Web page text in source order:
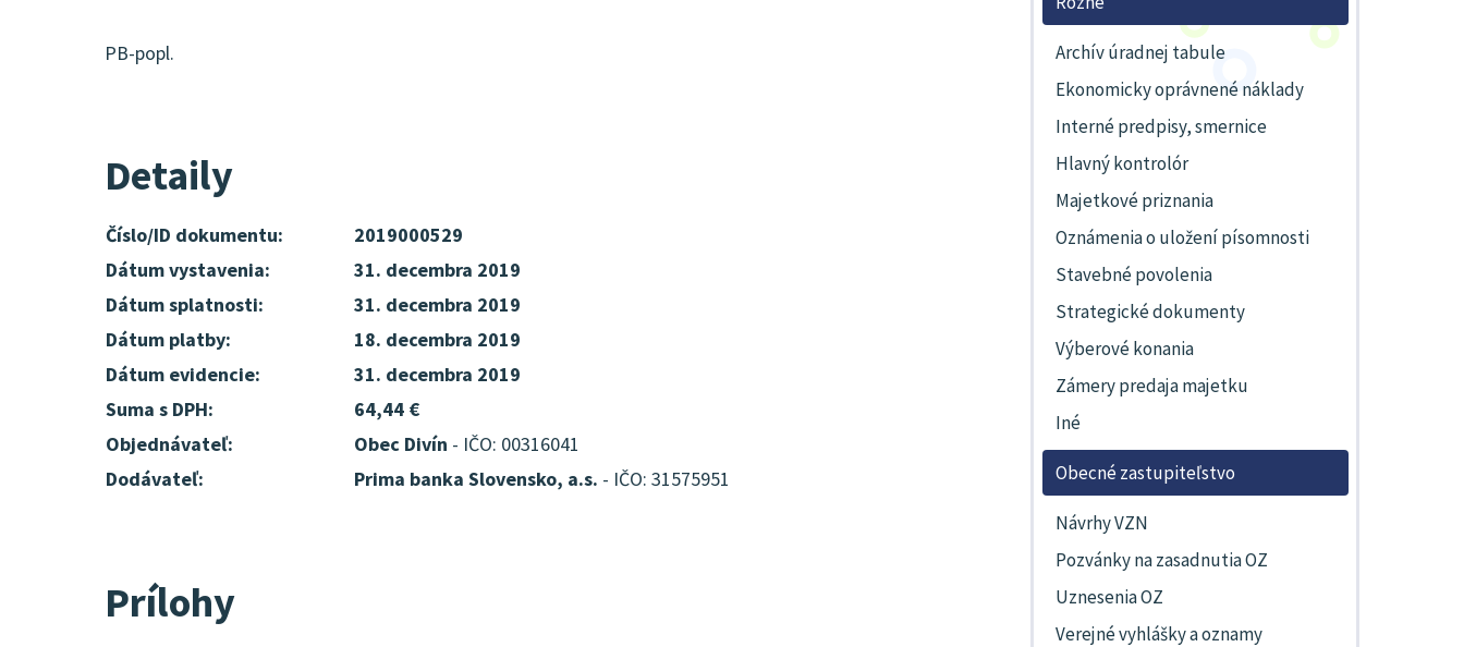
PB-popl.
Detaily
Číslo/ID dokumentu:
2019000529
Dátum vystavenia:
31. decembra 2019
Dátum splatnosti:
31. decembra 2019
Dátum platby:
18. decembra 2019
Dátum evidencie:
31. decembra 2019
Suma s DPH:
64,44 €
Objednávateľ:
Obec Divín - IČO: 00316041
Dodávateľ:
Prima banka Slovensko, a.s. - IČO: 31575951
Prílohy
Archív úradnej tabule
Ekonomicky oprávnené náklady
Interné predpisy, smernice
Hlavný kontrolór
Majetkové priznania
Oznámenia o uložení písomnosti
Stavebné povolenia
Strategické dokumenty
Výberové konania
Zámery predaja majetku
Iné
Obecné zastupiteľstvo
Návrhy VZN
Pozvánky na zasadnutia OZ
Uznesenia OZ
Verejné vyhlášky a oznamy